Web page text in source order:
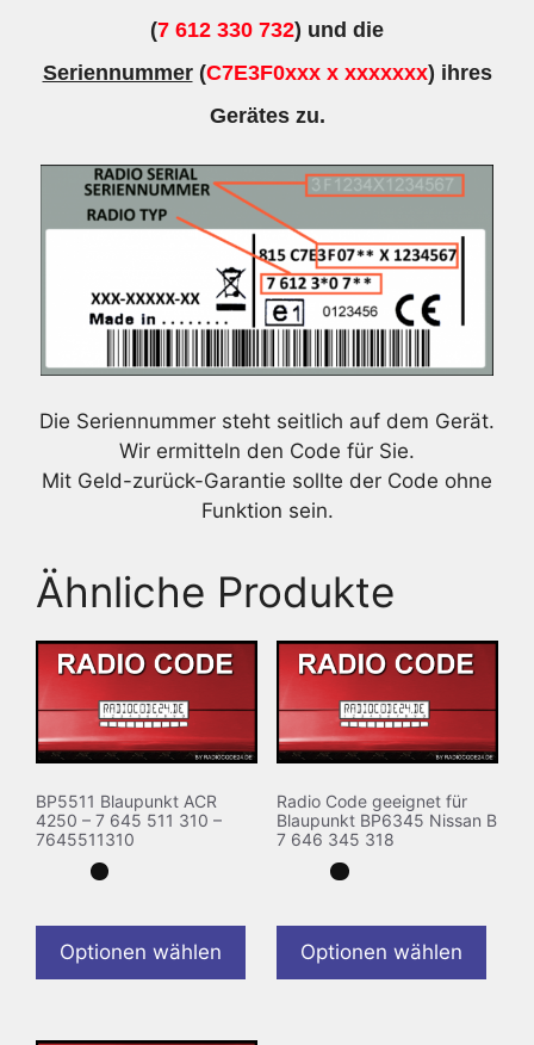
(7 612 330 732) und die
Seriennummer(C7E3F0xxx x xxxxxxx) ihres
Gerätes zu.
Die Seriennummer steht seitlich auf dem Gerät.
Wir ermitteln den Code für Sie.
Mit Geld-zurück-Garantie sollte der Code ohne
Funktion sein.
Ähnliche Produkte
BP5511 Blaupunkt ACR
4250 – 7 645 511 310 –
7645511310
Optionen wählen
Radio Code geeignet für
Blaupunkt BP6345 Nissan B
7 646 345 318
Optionen wählen